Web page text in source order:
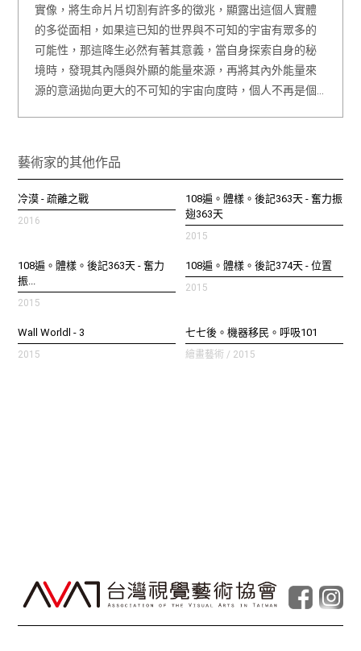
實像，將生命片片切割有許多的徵兆，顯露出這個人實體
的多從面相，如果這已知的世界與不可知的宇宙有眾多的
可能性，那這降生必然有著其意義，當自身探索自身的秘
境時，發現其內隱與外顯的能量來源，再將其內外能量來
源的意涵拋向更大的不可知的宇宙向度時，個人不再是個…
藝術家的其他作品
冷漠 - 疏離之戰
2016
108遍。體樣。後記363天 - 奮力振
翅363天
2015
108遍。體樣。後記363天 - 奮力
振...
2015
108遍。體樣。後記374天 - 位置
2015
Wall Worldl - 3
2015
七七後。機器移民。呼吸101
繪畫藝術 / 2015